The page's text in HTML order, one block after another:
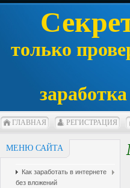
только
ГЛАВНАЯ РЕГИСТРАЦИЯ
МЕНЮ САЙТА
Как заработать в интернете
без вложений